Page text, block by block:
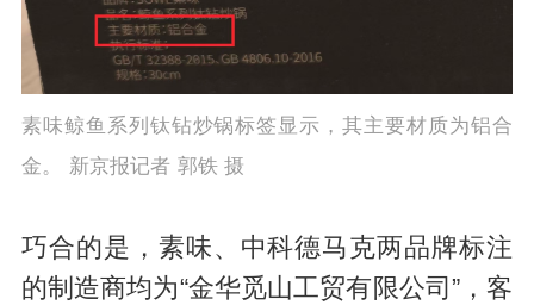
素味鲸鱼系列钛钻炒锅标签显示，其主要材质为铝合
金。 新京报记者 郭铁 摄
巧合的是，素味、中科德马克两品牌标注
的制造商均为“金华觅山工贸有限公司”，客